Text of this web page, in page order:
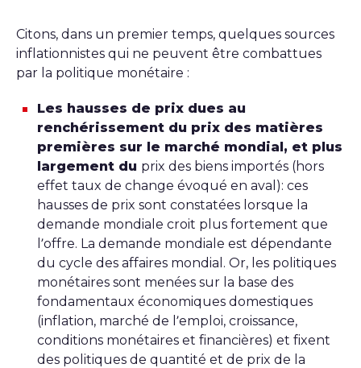
Citons, dans un premier temps, quelques sources
inflationnistes qui ne peuvent être combattues
par la politique monétaire :
Les hausses de prix dues au
renchérissement du prix des matières
premières sur le marché mondial, et plus
largement du prix des biens importés (hors
effet taux de change évoqué en aval): ces
hausses de prix sont constatées lorsque la
demande mondiale croit plus fortement que
l’offre. La demande mondiale est dépendante
du cycle des affaires mondial. Or, les politiques
monétaires sont menées sur la base des
fondamentaux économiques domestiques
(inflation, marché de l’emploi, croissance,
conditions monétaires et financières) et fixent
des politiques de quantité et de prix de la